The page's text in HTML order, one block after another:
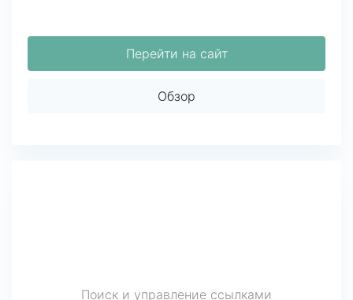
Перейти на сайт
Обзор
Поиск и управление ссылками